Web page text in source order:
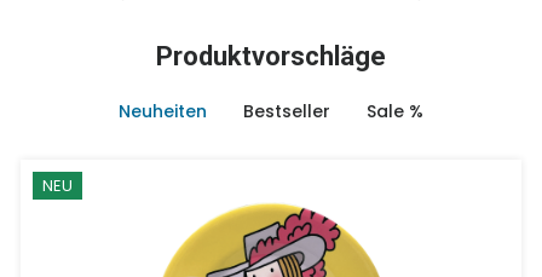
Produktvorschläge
Neuheiten Bestseller Sale %
NEU